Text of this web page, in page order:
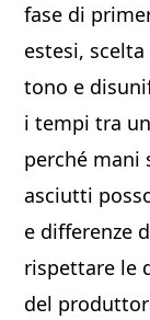
fase di
estesi,
tono e
i tempi tra
perché mani
asciutti
e differenze
rispettare le
del